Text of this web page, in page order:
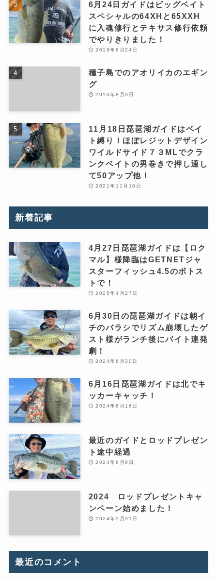
6月24日ガイドはビッグベイト
スペシャルの64XHと65XXH
に入魂修行とテキサス修行依頼
でやりきりました！
2019年6月24日
種子島でのアオリイカのエギン
グ
2010年8月3日
11月18日琵琶湖ガイドはベイ
ト縛り！ほぼレジットデザイン
ワイルドサイド７３MLでクラ
ンクベイトの男巻きで押し通し
て50アップ他！
2021年11月18日
新着記事
4月27日琵琶湖ガイドは【ロク
マル】様降臨はGETNETジャ
スターフィッシュ4.5のボトス
トで！
2025年4月27日
6月30日の琵琶湖ガイドは朝イ
チのバラシでリズム崩壊したゲ
スト様がランチ後にバイト連発
劇！
2024年6月30日
6月16日琵琶湖ガイドは北でキ
ッカーキャッチ！
2024年6月16日
最近のガイドとロッドプレゼン
ト途中経過
2024年6月9日
2024 ロッドプレゼントキャ
ンペーン始めました！
2024年5月31日
最近のコメント